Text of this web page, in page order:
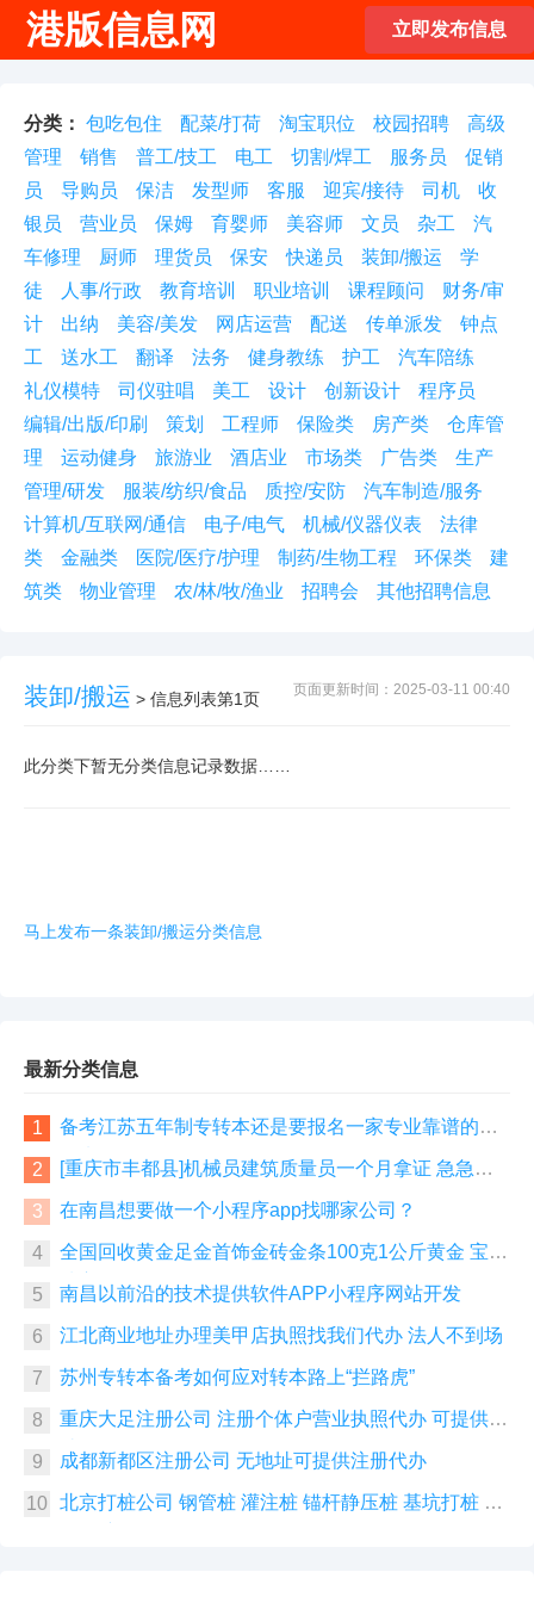
港版信息网 立即发布信息
分类： 包吃包住 配菜/打荷 淘宝职位 校园招聘
高级
管理
销售 普工/技工 电工 切割/焊工 服务员
促销
员
导购员 保洁 发型师 客服 迎宾/接待 司机
收
银员
营业员 保姆 育婴师 美容师 文员 杂工
汽
车修理
厨师 理货员 保安 快递员 装卸/搬运
学
徒
人事/行政 教育培训 职业培训 课程顾问
财务/审
计
出纳 美容/美发 网店运营 配送 传单派发
钟点
工
送水工 翻译 法务 健身教练 护工
汽车陪练
礼仪模特
司仪驻唱 美工 设计 创新设计
程序员
编辑/出版/印刷
策划 工程师 保险类 房产类
仓库管
理
运动健身 旅游业 酒店业 市场类 广告类
生产
管理/研发
服装/纺织/食品 质控/安防
汽车制造/服务
计算机/互联网/通信
电子/电气 机械/仪器仪表
法律
类
金融类 医院/医疗/护理 制药/生物工程 环保类
建
筑类
物业管理 农/林/牧/渔业 招聘会 其他招聘信息
页面更新时间：2025-03-11 00:40
装卸/搬运 > 信息列表第1页
此分类下暂无分类信息记录数据……
马上发布一条装卸/搬运分类信息
最新分类信息
1
备考江苏五年制专转本还是要报名一家专业靠谱的辅
导班
2
[重庆市丰都县]机械员建筑质量员一个月拿证 急急急
急急急
3 在南昌想要做一个小程序app找哪家公司？
4
全国回收黄金足金首饰金砖金条100克1公斤黄金 宝泉
珠宝
5 南昌以前沿的技术提供软件APP小程序网站开发
6 江北商业地址办理美甲店执照找我们代办 法人不到场
7 苏州专转本备考如何应对转本路上“拦路虎”
8
重庆大足注册公司 注册个体户营业执照代办 可提供地
址挂靠
9 成都新都区注册公司 无地址可提供注册代办
10
北京打桩公司 钢管桩 灌注桩 锚杆静压桩 基坑打桩 房